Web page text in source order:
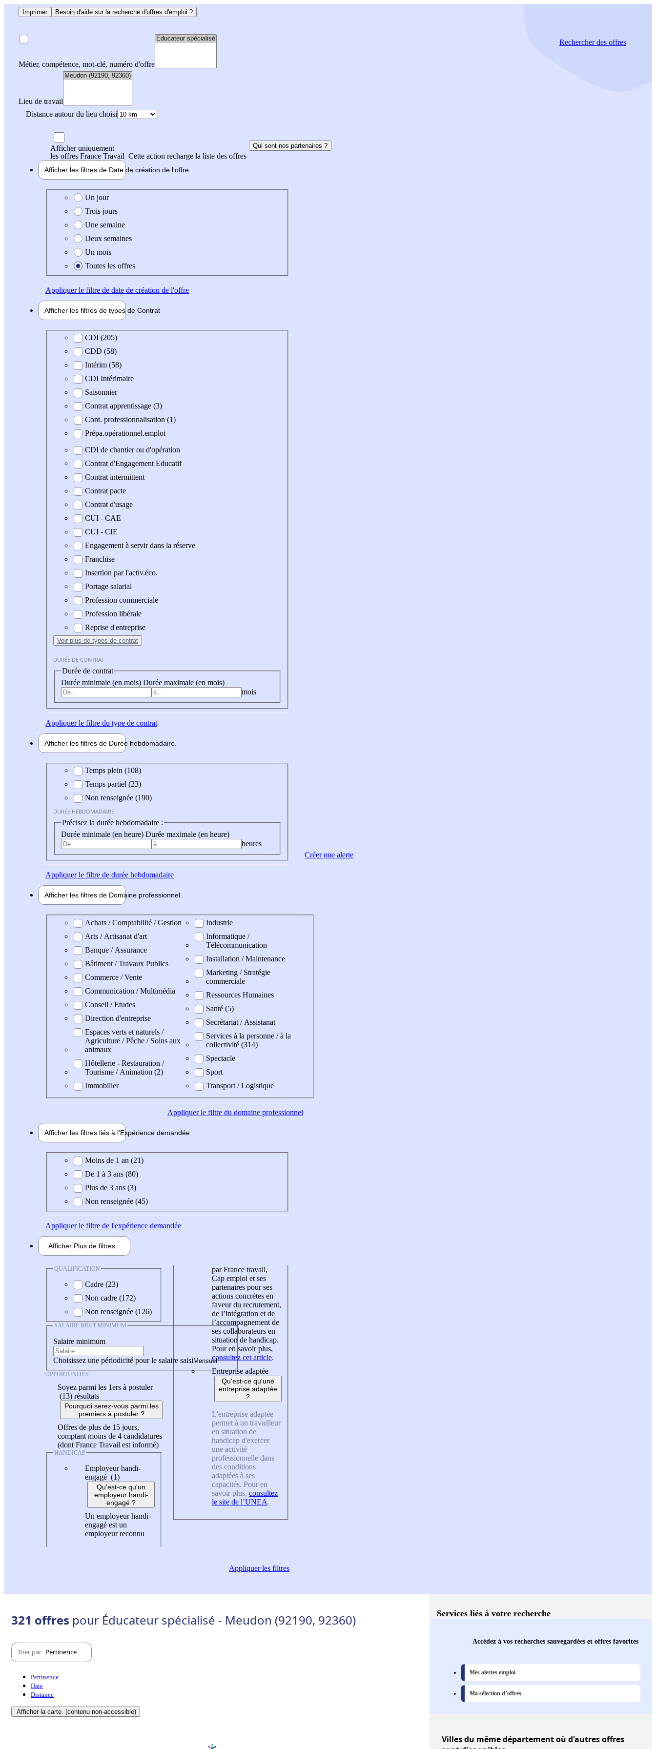
Imprimer Besoin d'aide sur la recherche d'offres d'emploi ?
Métier, compétence, mot-clé, numéro d'offre
Lieu de travail
Distance autour du lieu choisi
Rechercherdes offres
Afficher uniquement
les offres France Travail Cette action recharge la liste des offres
Qui sont nos partenaires ?
Afficher les filtres de Date de création de l'offre
Date de création de l'offre
Un jour
Trois jours
Une semaine
Deux semaines
Un mois
Toutes les offres
Appliquerle filtre de date de création de l'offre
Afficher les filtres de types de Contrat
Type de contratCDI (205)
CDD (58)
Intérim (58)
CDI Intérimaire
Saisonnier
Contrat apprentissage (3)
Cont. professionnalisation (1)
Prépa.opérationnel.emploi
CDI de chantier ou d'opération
Contrat d'Engagement Educatif
Contrat intermittent
Contrat pacte
Contrat d'usage
CUI - CAE
CUI - CIE
Engagement à servir dans la réserve
Franchise
Insertion par l'activ.éco.
Portage salarial
Profession commerciale
Profession libérale
Reprise d'entreprise
Voir plus de types de contrat
DURÉE DE CONTRAT
Durée de contrat
Durée minimale (en mois) Durée maximale (en mois)
mois
Appliquerle filtre du type de contrat
Afficher les filtres de Durée hebdomadaire
Durée hebdomadaire
Temps plein (108)
Temps partiel (23)
Non renseignée (190)
DURÉE HEBDOMADAIRE
Précisez la durée hebdomadaire :
Durée minimale (en heure) Durée maximale (en heure)
heures
Appliquerle filtre de durée hebdomadaire
Afficher les filtres de Domaine professionnel
Domaine professionel
Achats / Comptabilité / Gestion
Arts / Artisanat d'art
Banque / Assurance
Bâtiment / Travaux Publics
Commerce / Vente
Communication / Multimédia
Conseil / Etudes
Direction d'entreprise
Espaces verts et naturels /
Agriculture / Pêche / Soins aux
animaux
Hôtellerie - Restauration /
Tourisme / Animation (2)
Immobilier
Industrie
Informatique /
Télécommunication
Installation / Maintenance
Marketing / Stratégie
commerciale
Ressources Humaines
Santé (5)
Secrétariat / Assistanat
Services à la personne / à la
collectivité (314)
Spectacle
Sport
Transport / Logistique
Appliquerle filtre du domaine professionnel
Afficher les filtres liés à l'Expérience demandée
Expérience demandée
Moins de 1 an (21)
De 1 à 3 ans (80)
Plus de 3 ans (3)
Non renseignée (45)
Appliquerle filtre de l'expérience demandée
Afficher Plus de filtres
QUALIFICATION
Cadre (23)
Non cadre (172)
Non renseignée (126)
SALAIRE BRUT MINIMUM
Salaire minimum
Choisissez une périodicité pour le salaire saisi
OPPORTUNITÉS
Soyez parmi les 1ers à postuler
(13) résultats
Pourquoi serez-vous parmi les
premiers à postuler ?
Offres de plus de 15 jours,
comptant moins de 4 candidatures
(dont France Travail est informé)
HANDICAP
Employeur handi-
engagé (1)
Qu'est-ce qu'un
employeur handi-
engagé ?
Un employeur handi-
engagé est un
employeur reconnu
par France travail,
Cap emploi et ses
partenaires pour ses
actions concrètes en
faveur du recrutement,
de l’intégration et de
l’accompagnement de
ses collaborateurs en
situation de handicap.
Pour en savoir plus,
consultez cet article.
Entreprise adaptée
Qu'est-ce qu'une
entreprise adaptée
?
L'entreprise adaptée
permet à un travailleur
en situation de
handicap d'exercer
une activité
professionnelle dans
des conditions
adaptées à ses
capacités. Pour en
savoir plus, consultez
le site de l’UNEA.
Appliquerles filtres
Créer une alerte
321 offres pour Éducateur spécialisé - Meudon (92190, 92360)
Trier par Pertinence
Pertinence
Date
Distance
Afficher la carte (contenu non-accessible)
Services liés à votre recherche
Accédez à vos recherches sauvegardées et offres favorites
Mes alertes emploi
Ma sélection d’offres
Villesdu même département où d'autres offres